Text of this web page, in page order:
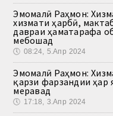
Эмомалӣ Раҳмон:
хизмати ҳарбӣ,
давраи ҳаматарафа
мебошад
🕔 08:24, 5.Апр 2024
Эмомалӣ Раҳмон:
қарзи фарзандии ҳар
меравад
🕔 17:18, 3.Апр 2024